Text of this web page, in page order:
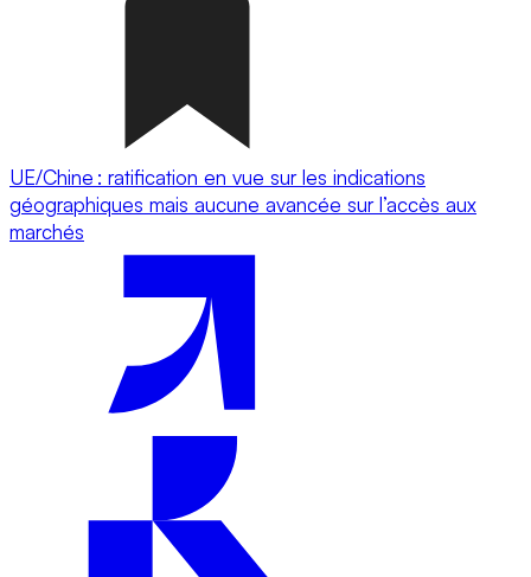
UE/Chine : ratification en vue sur les indications
géographiques mais aucune avancée sur l’accès aux
marchés